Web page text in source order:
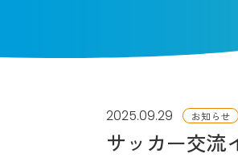
2025.09.29 お知らせ
サッカー交流